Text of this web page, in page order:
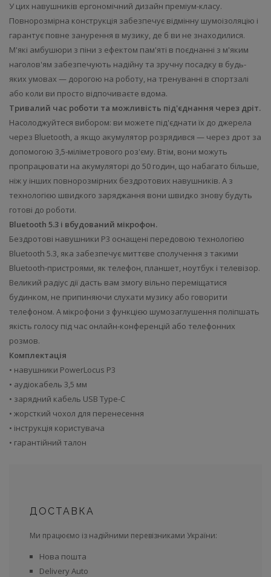
У цих навушників ергономічний дизайн преміум-класу.
Повнорозмірна конструкція забезпечує відмінну шумоізоляцію і
гарантує повне занурення в музику, де б ви не знаходилися.
М'які амбушюри з піни з ефектом пам'яті в поєднанні з м'яким
наголов'ям забезпечують надійну та зручну посадку в будь-
яких умовах — дорогою на роботу, на тренуванні в спортзалі
або коли ви просто відпочиваєте вдома.
Тривалий час роботи та можливість під'єднання через дріт.
Насолоджуйтеся вибором: ви можете під'єднати їх до джерела
через Bluetooth, а якщо акумулятор розрядився — через дрот за
допомогою 3,5-міліметрового роз'єму. Втім, вони можуть
пропрацювати на акумуляторі до 50 годин, що набагато більше,
ніж у інших повнорозмірних бездротових навушників. А з
технологією швидкого заряджання вони швидко знову будуть
готові до роботи.
Bluetooth 5.3 і вбудований мікрофон.
Бездротові навушники P3 оснащені передовою технологією
Bluetooth 5.3, яка забезпечує миттєве сполучення з такими
Bluetooth-пристроями, як телефон, планшет, ноутбук і телевізор.
Великий радіус дії дасть вам змогу вільно переміщатися
будинком, не припиняючи слухати музику або говорити
телефоном. А мікрофони з функцією шумозаглушення поліпшать
якість голосу під час онлайн-конференцій або телефонних
розмов.
Комплектація
• навушники PowerLocus P3
• аудіокабель 3,5 мм
• зарядний кабель USB Type-C
• жорсткий чохол для перенесення
• інструкція користувача
• гарантійний талон
ДОСТАВКА
Ми працюємо із надійними перевізниками України:
Нова пошта
Delivery Auto